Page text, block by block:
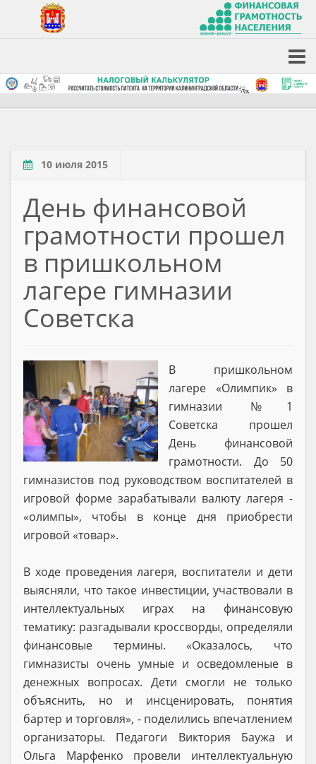
10 июля 2015
День финансовой
грамотности прошел
в пришкольном
лагере гимназии
Советска
В пришкольном
лагере «Олимпик» в
гимназии №1
Советска прошел
День финансовой
грамотности. До 50
гимназистов под руководством воспитателей в
игровой форме зарабатывали валюту лагеря -
«олимпы», чтобы в конце дня приобрести
игровой «товар».
В ходе проведения лагеря, воспитатели и дети
выясняли, что такое инвестиции, участвовали в
интеллектуальных играх на финансовую
тематику: разгадывали кроссворды, определяли
финансовые термины. «Оказалось, что
гимназисты очень умные и осведомленые в
денежных вопросах. Дети смогли не только
объяснить, но и инсценировать, понятия
бартер и торговля», - поделились впечатлением
организаторы. Педагоги Виктория Баужа и
Ольга Марфенко провели интеллектуальную